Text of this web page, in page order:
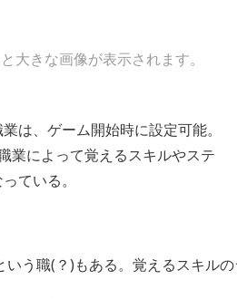
大きな画像が表示されます。
は、ゲーム開始時に設定可能。
業によって覚えるスキルやステ
ている。
う職(？)もある。覚えるスキル